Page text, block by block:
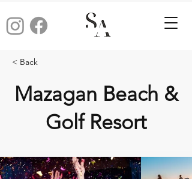
< Back
Mazagan Beach &
Golf Resort